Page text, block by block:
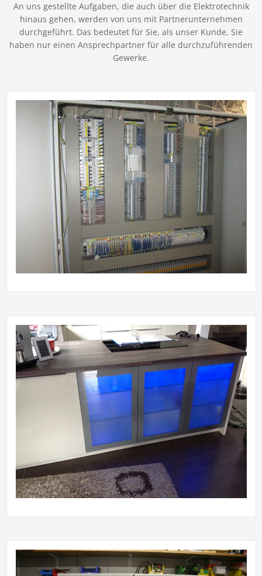
An uns gestellte Aufgaben, die auch über die Elektrotechnik
hinaus gehen, werden von uns mit Partnerunternehmen
durchgeführt. Das bedeutet für Sie, als unser Kunde, Sie
haben nur einen Ansprechpartner für alle durchzuführenden
Gewerke.